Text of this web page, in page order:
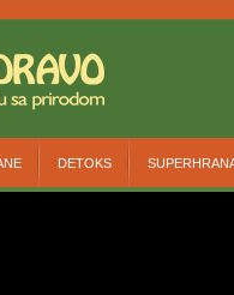
DETOKS